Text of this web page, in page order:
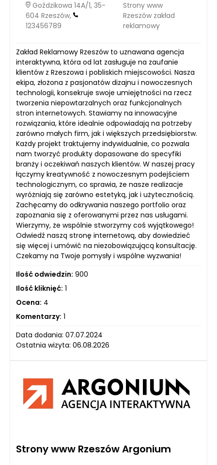
Goździkowa 14A/1, 35-
604 Rzeszów,
123456789
Strony www
Rzeszów zakład
reklamowy
Zakład Reklamowy Rzeszów to uznawana agencja
interaktywna, która od lat zasługuje na zaufanie
klientów z Rzeszowa i pobliskich miejscowości. Nasza
ekipa, złożona z pasjonatów dizajnu i nowoczesnych
technologii, konsekruje swoje umiejętności na rzecz
tworzenia niepowtarzalnych oraz funkcjonalnych
stron internetowych. Stawiamy na innowacyjne
rozwiązania, które idealnie odpowiadają na potrzeby
zarówno małych firm, jak i większych przedsiębiorstw.
Każdy projekt traktujemy indywidualnie, co pozwala
nam tworzyć produkty dopasowane do specyfiki
branży i oczekiwań naszych klientów. W naszej pracy
łączymy kreatywność z nowoczesnym podejściem
technologicznym, co sprawia, że nasze realizacje
wyróżniają się zarówno estetyką, jak i użytecznością.
Zachęcamy do odkrywania naszego portfolio oraz
zapoznania się z oferowanymi przez nas usługami.
Wierzymy, że wspólnie stworzymy coś wyjątkowego!
Odwiedź naszą stronę internetową, aby dowiedzieć
się więcej i umówić na niezobowiązującą konsultację.
Czekamy na Twoje pomysły i wspólne wyzwania!
Ilość odwiedzin: 900
Ilość kliknięć: 1
Ocena: 4
Komentarzy: 1
Data dodania: 07.07.2024
Ostatnia wizyta: 06.08.2026
Strony www Rzeszów Argonium